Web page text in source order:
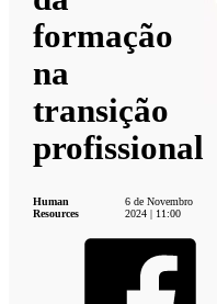
formação
na
transição
profissional
Human
Resources
6 de Novembro
2024 | 11:00